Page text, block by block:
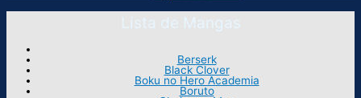
Lista de Mangas
Berserk
Black Clover
Boku no Hero Academia
Boruto